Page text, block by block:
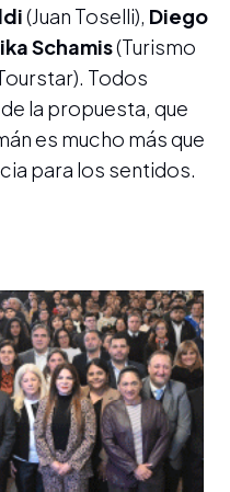
(Juan Toselli), Diego
Schamis(Turismo
Todos
la propuesta, que
es mucho más que
para los sentidos.